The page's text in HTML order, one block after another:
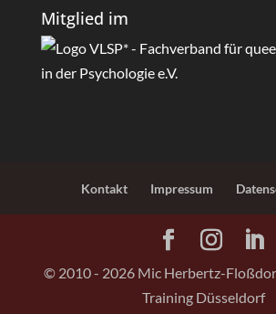
Mitglied im
Kontakt Impressum
© 2010 - 2026Mic Herbertz-
Training Düsseldorf